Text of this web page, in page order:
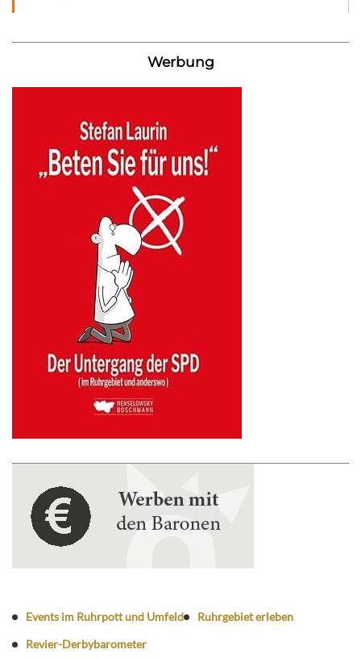
Werbung
Events im Ruhrpott und Umfeld
Ruhrgebiet erleben
Revier-Derbybarometer